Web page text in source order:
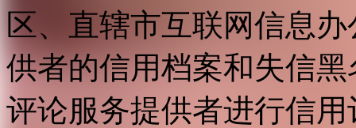
区、直辖市互联网信息
供者的信用档案和失信
评论服务提供者进行信用